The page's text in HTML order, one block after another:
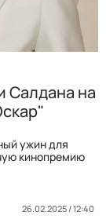
Салдана на
ужин для
кинопремию
26.02.2025 / 12:40